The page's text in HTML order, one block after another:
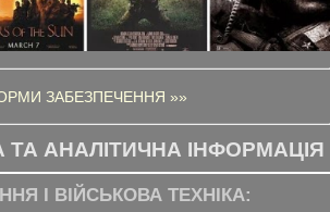
ЗАБЕЗПЕЧЕННЯ »»
АНАЛІТИЧНА ІНФОРМАЦІЯ
І ВІЙСЬКОВА ТЕХНІКА: